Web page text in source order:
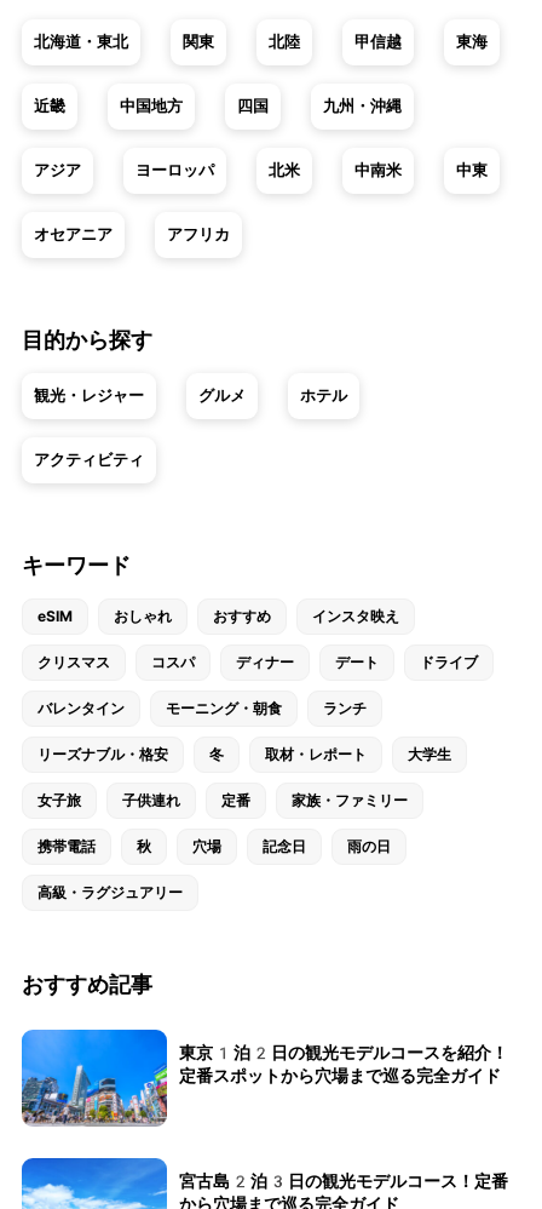
北海道・東北 関東 北陸 甲信越 東海
近畿 中国地方 四国 九州・沖縄
アジア ヨーロッパ 北米 中南米 中東
オセアニア アフリカ
目的から探す
観光・レジャー グルメ ホテル
アクティビティ
キーワード
eSIM おしゃれ おすすめ インスタ映え
クリスマス コスパ ディナー デート ドライブ
バレンタイン モーニング・朝食 ランチ
リーズナブル・格安 冬 取材・レポート 大学生
女子旅 子供連れ 定番 家族・ファミリー
携帯電話 秋 穴場 記念日 雨の日
高級・ラグジュアリー
おすすめ記事
東京1泊2日の観光モデルコースを紹介！
定番スポットから穴場まで巡る完全ガイド
宮古島2泊3日の観光モデルコース！定番
から穴場まで巡る完全ガイド